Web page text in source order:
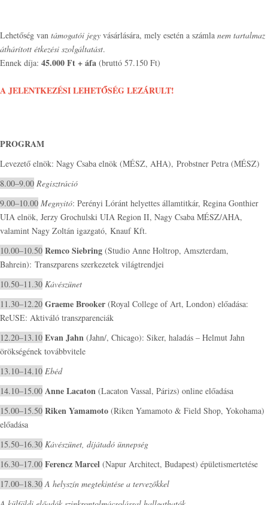
Lehetőség van támogatói jegy vásárlására, mely esetén a számla nem tartalmaz
áthárított étkezési szolgáltatást.
Ennek díja: 45.000 Ft + áfa (bruttó 57.150 Ft)
A JELENTKEZÉSI LEHETŐSÉG LEZÁRULT!
PROGRAM
Levezető elnök: Nagy Csaba elnök (MÉSZ, AHA), Probstner Petra (MÉSZ)
8.00–9.00 Regisztráció
9.00–10.00 Megnyitó: Perényi Lóránt helyettes államtitkár, Regina Gonthier
UIA elnök, Jerzy Grochulski UIA Region II, Nagy Csaba MÉSZ/AHA,
valamint Nagy Zoltán igazgató, Knauf Kft.
10.00–10.50 Remco Siebring (Studio Anne Holtrop, Amszterdam,
Bahrein): Transzparens szerkezetek világtrendjei
10.50–11.30 Kávészünet
11.30–12.20 Graeme Brooker (Royal College of Art, London) előadása:
ReUSE: Aktiváló transzparenciák
12.20–13.10 Evan Jahn (Jahn/, Chicago): Siker, haladás – Helmut Jahn
örökségének továbbvitele
13.10–14.10 Ebéd
14.10–15.00 Anne Lacaton (Lacaton Vassal, Párizs) online előadása
15.00–15.50 Riken Yamamoto (Riken Yamamoto & Field Shop, Yokohama)
előadása
15.50–16.30 Kávészünet, díjátadó ünnepség
16.30–17.00 Ferencz Marcel (Napur Architect, Budapest) épületismertetése
17.00–18.30 A helyszín megtekintése a tervezőkkel